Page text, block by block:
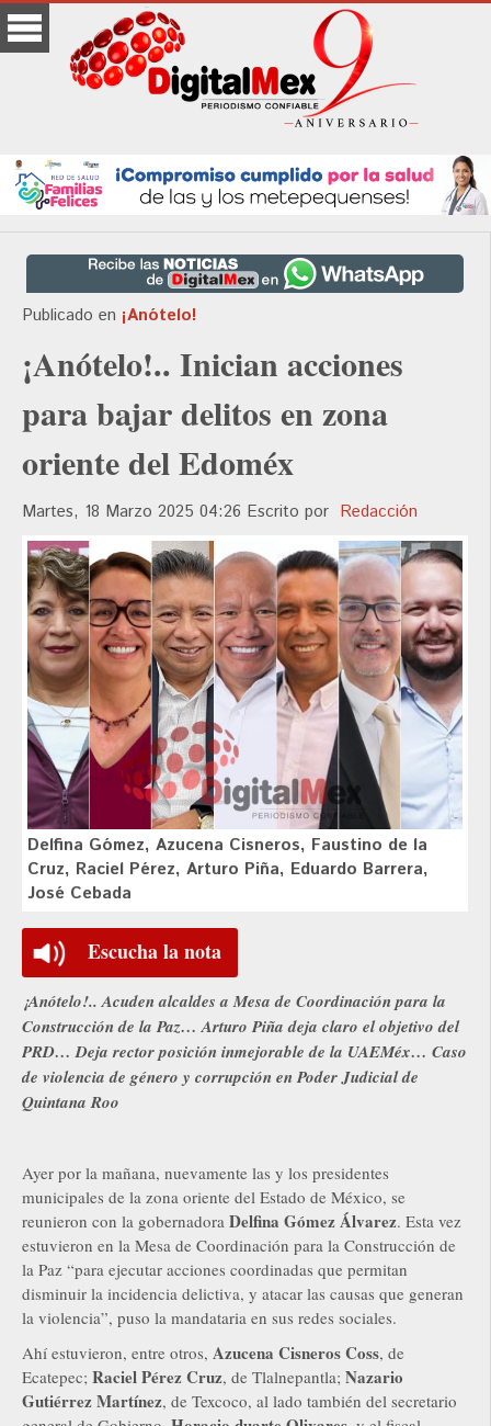
Publicado en ¡Anótelo!
¡Anótelo!.. Inician acciones
para bajar delitos en zona
oriente del Edoméx
Martes, 18 Marzo 2025 04:26 Escrito por Redacción
Delfina Gómez, Azucena Cisneros, Faustino de la
Cruz, Raciel Pérez, Arturo Piña, Eduardo Barrera,
José Cebada
Escucha la nota
¡Anótelo!.. Acuden alcaldes a Mesa de Coordinación para la
Construcción de la Paz… Arturo Piña deja claro el objetivo del
PRD… Deja rector posición inmejorable de la UAEMéx… Caso
de violencia de género y corrupción en Poder Judicial de
Quintana Roo
Ayer por la mañana, nuevamente las y los presidentes
municipales de la zona oriente del Estado de México, se
reunieron con la gobernadora Delfina Gómez Álvarez. Esta vez
estuvieron en la Mesa de Coordinación para la Construcción de
la Paz “para ejecutar acciones coordinadas que permitan
disminuir la incidencia delictiva, y atacar las causas que generan
la violencia”, puso la mandataria en sus redes sociales.
Ahí estuvieron, entre otros, Azucena Cisneros Coss, de
Ecatepec; Raciel Pérez Cruz, de Tlalnepantla; Nazario
Gutiérrez Martínez, de Texcoco, al lado también del secretario